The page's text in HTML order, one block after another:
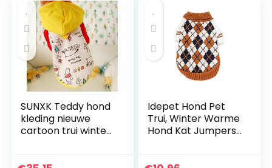
Sportieve Kleding
voor Puppy Kat
SUNXK Teddy hond
kleding nieuwe
cartoon trui winter
Idepet Hond Pet
Trui, Winter Warme
Hond Kat Jumpers